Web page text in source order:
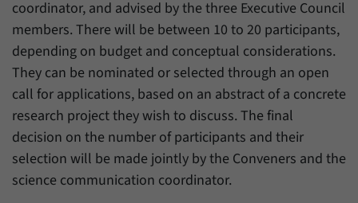
coordinator, and advised by the three Executive Council
members. There will be between 10 to 20 participants,
depending on budget and conceptual considerations.
They can be nominated or selected through an open
call for applications, based on an abstract of a concrete
research project they wish to discuss. The final
decision on the number of participants and their
selection will be made jointly by the Conveners and the
science communication coordinator.